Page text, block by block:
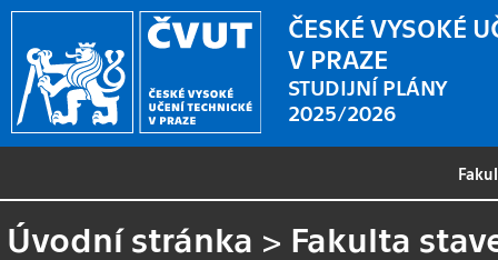
ČESKÉ VYSOKÉ
V PRAZE
STUDIJNÍ PLÁNY
2025/2026
Úvodní stránka > Fakulta